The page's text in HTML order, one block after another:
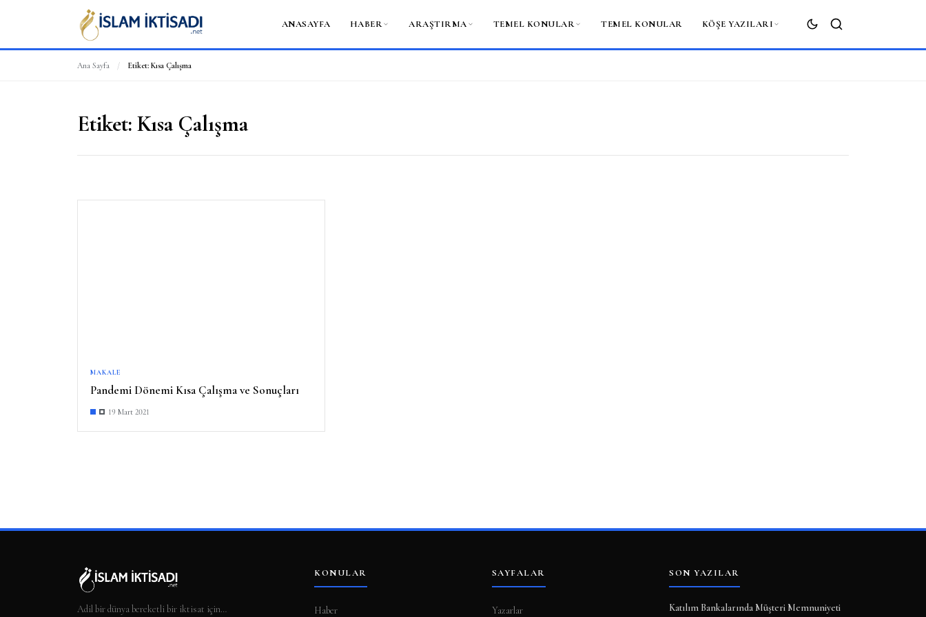
ANASAYFA HABER ARAŞTIRMA TEMEL KONULAR TEMEL KONULAR KÖŞE YAZILARI
ARA
Ana Sayfa / Etiket: Kısa Çalışma
Etiket: Kısa Çalışma
MAKALE
Pandemi Dönemi Kısa Çalışma ve Sonuçları
19 Mart 2021
Adil bir dünya bereketli bir iktisat için…
KONULAR
Haber
SAYFALAR
Yazarlar
SON YAZILAR
Katılım Bankalarında Müşteri Memnuniyeti